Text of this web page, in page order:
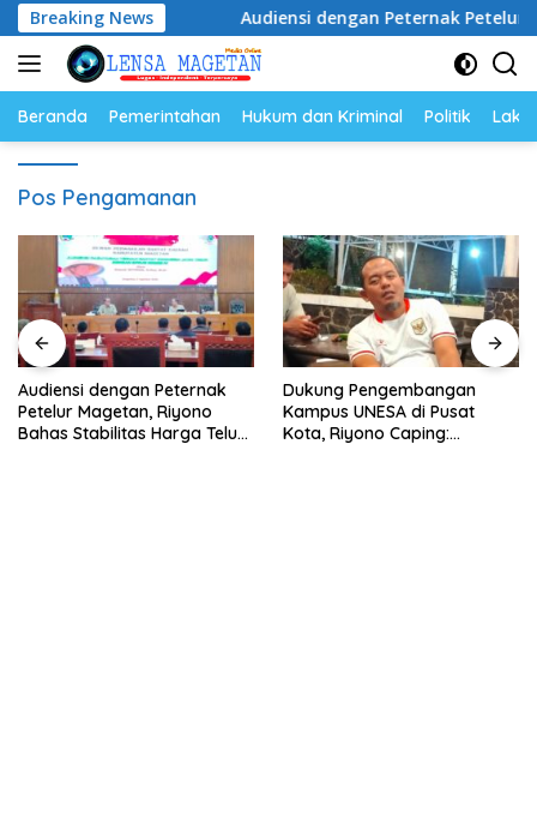
Langsung
ke
konten
Breaking News
Juta Audiensi dengan Peternak Petelur
Beranda Pemerintahan Hukum dan Kriminal Politik
Pos Pengamanan
Audiensi dengan Peternak
Petelur Magetan, Riyono
Bahas Stabilitas Harga Telur
Dukung Pengembangan
Kampus UNESA di Pusat
Kota, Riyono Caping: